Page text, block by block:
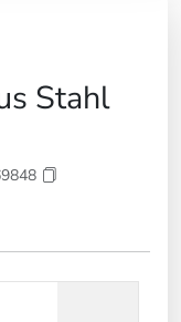
Stahl